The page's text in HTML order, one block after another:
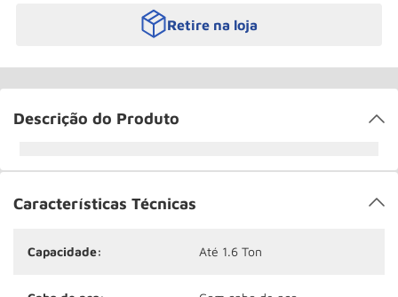
Retire na loja
Descrição do Produto
Características Técnicas
Capacidade: Até 1.6 Ton